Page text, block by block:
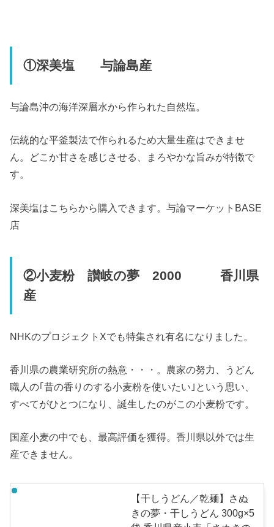
①深美塩 与論島産
与論島沖の海洋深層水から作られた自然塩。
伝統的な平釜製法で作られるため大量生産はできませ
ん。どこか甘さを感じさせる、まろやかな旨みが特徴で
す。
深美塩はこちらから購入できます。与論マーケットBASE
店
②小麦粉 讃岐の夢 2000 香川県
産
NHKのプロジェクトXでも特集され有名になりました。
香川県の農業研究所の熱意・・・。農家の努力、うどん
職人の｢昔の香りのする小麦粉を使いたい｣という思い、
すべてがひとつになり、誕生したのがこの小麦粉です。
国産小麦の中でも、最高評価を獲得。香川県以外では生
産できません。
【干しうどん／乾麺】さぬ
きの夢・干しうどん 300g×5